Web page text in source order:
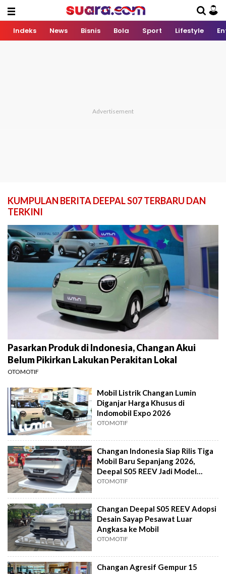
Indeks News Bisnis Bola Sport Lifestyle
KUMPULAN BERITA DEEPAL S07 TERBARU DAN
TERKINI
Pasarkan Produk di Indonesia, Changan Akui
Belum Pikirkan Lakukan Perakitan Lokal
OTOMOTIF
Mobil Listrik Changan Lumin
Diganjar Harga Khusus di
Indomobil Expo 2026
OTOMOTIF
Changan Indonesia Siap Rilis Tiga
Mobil Baru Sepanjang 2026,
Deepal S05 REEV Jadi Model
Perdana
OTOMOTIF
Changan Deepal S05 REEV Adopsi
Desain Sayap Pesawat Luar
Angkasa ke Mobil
OTOMOTIF
Changan Agresif Gempur 15